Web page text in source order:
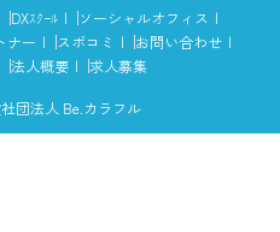
DXｽｸｰﾙ
ソーシャルオフィス
ナー スポコミ
お問い合わせ
法人概要 求人募集
団法人 Be.カラフル